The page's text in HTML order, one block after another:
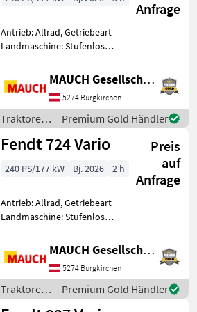
Anfrage
Antrieb: Allrad, Getriebeart
Landmaschine: Stufenloses
Zapfwellendrehzahl:
540/540E/1000,
Höchstgeschwindigkeit in
km/h: 50 km/h, Aufladung:
MAUCH Gesellschaft m.b.H. & Co.KG
5274 Burgkirchen
Traktoren
/ Fendt
Premium Gold Händler
Fendt 724 Vario
Preis
auf
Anfrage
240 PS/177 kW Bj. 2026 2 h
Antrieb: Allrad, Getriebeart
Landmaschine: Stufenloses
Zapfwellendrehzahl:
540/540E/1000,
Höchstgeschwindigkeit in
km/h: 50 km/h, Aufladung:
MAUCH Gesellschaft m.b.H. & Co.KG
5274 Burgkirchen
Traktoren
/ Fendt
Premium Gold Händler